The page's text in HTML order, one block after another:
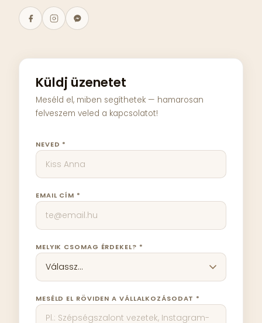
Küldj üzenetet
Meséld el, miben segíthetek — hamarosan
felveszem veled a kapcsolatot!
NEVED *
EMAIL CÍM *
MELYIK CSOMAG ÉRDEKEL? *
MESÉLD EL RÖVIDEN A VÁLLALKOZÁSODAT *